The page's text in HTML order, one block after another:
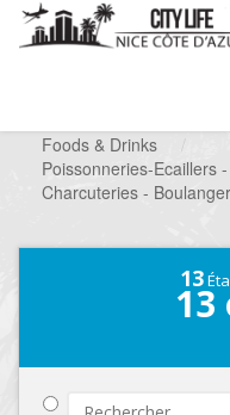
Foods & Drinks
/
Poissonneries-Ecaillers
Charcuteries -
13
13